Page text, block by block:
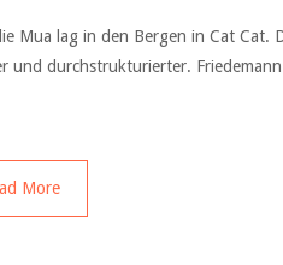
Mua lag in den Bergen in Cat
durchstrukturierter.
More